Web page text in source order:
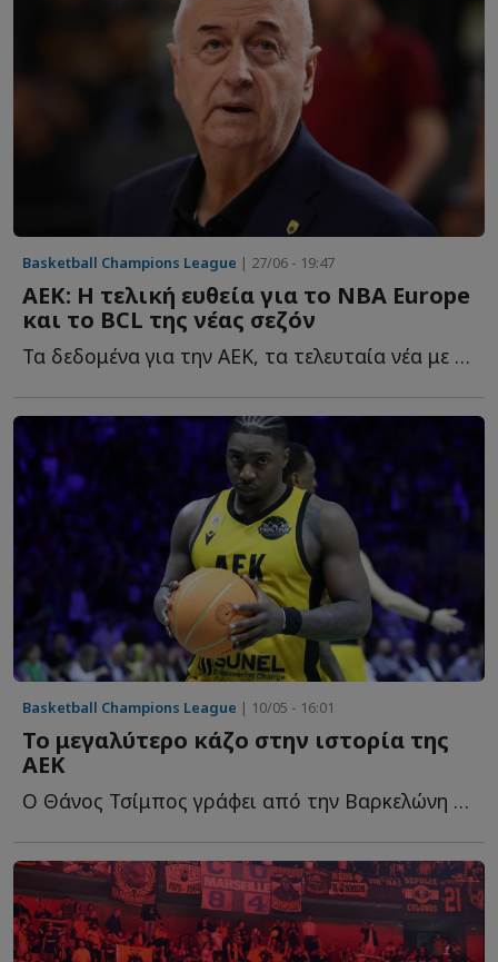
Basketball Champions League | 27/06 - 19:47
ΑΕΚ: Η τελική ευθεία για το ΝΒΑ Europe
και το BCL της νέας σεζόν
Τα δεδομένα για την ΑΕΚ, τα τελευταία νέα με το ΝΒΑ Europe κ...
Basketball Champions League | 10/05 - 16:01
Το μεγαλύτερο κάζο στην ιστορία της
ΑΕΚ
Ο Θάνος Τσίμπος γράφει από την Βαρκελώνη για μια από τ...